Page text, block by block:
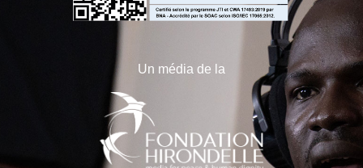
Un média de la